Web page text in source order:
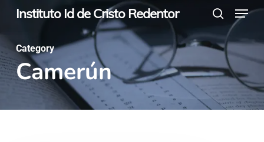
Skip
main
content
Instituto Id de Cristo Redentor
search
Menu
Category
Camerún